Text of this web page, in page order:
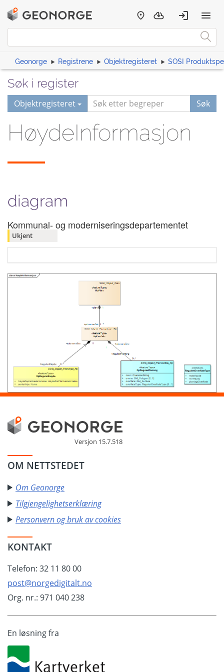
Geonorge Registrene Objektregisteret SOSI
Søk i register
Objektregisteret Søk
HøydeInformasjon
diagram
Kommunal- og moderniseringsdepartementet
Ukjent